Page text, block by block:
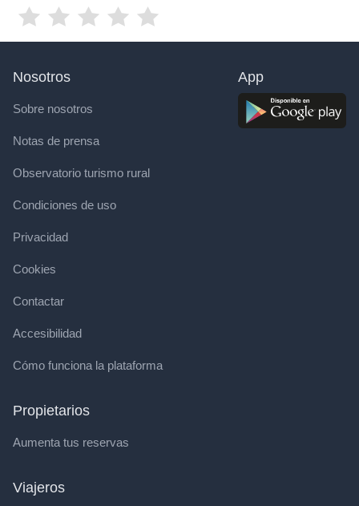
Nosotros
Sobre nosotros
Notas de prensa
Observatorio turismo rural
Condiciones de uso
Privacidad
Cookies
Contactar
Accesibilidad
Cómo funciona la plataforma
Propietarios
Aumenta tus reservas
Viajeros
App